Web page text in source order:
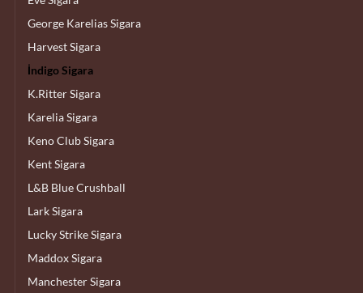
George Karelias Sigara
Harvest Sigara
İndigo Sigara
K.Ritter Sigara
Karelia Sigara
Keno Club Sigara
Kent Sigara
L&B Blue Crushball
Lark Sigara
Lucky Strike Sigara
Maddox Sigara
Manchester Sigara